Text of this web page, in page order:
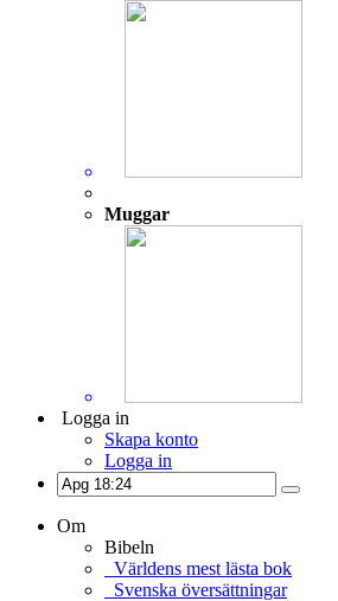
Muggar
Logga in
Skapa konto
Logga in
Om
Bibeln
Världens mest lästa bok
Svenska översättningar